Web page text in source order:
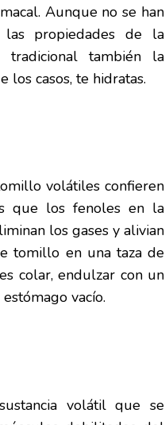
Aunque no se han
las propiedades de la
tradicional también la
los casos, te hidratas.
volátiles confieren
que los fenoles en la
los gases y alivian
tomillo en una taza de
colar, endulzar con un
vacío.
volátil que se